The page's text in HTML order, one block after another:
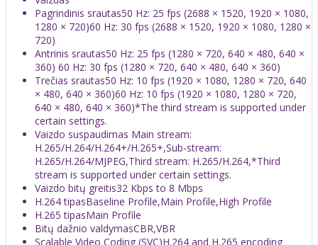
Pagrindinis srautas50 Hz: 25 fps (2688 × 1520, 1920 × 1080,
1280 × 720)60 Hz: 30 fps (2688 × 1520, 1920 × 1080, 1280 ×
720)
Antrinis srautas50 Hz: 25 fps (1280 × 720, 640 × 480, 640 ×
360) 60 Hz: 30 fps (1280 × 720, 640 × 480, 640 × 360)
Trečias srautas50 Hz: 10 fps (1920 × 1080, 1280 × 720, 640
× 480, 640 × 360)60 Hz: 10 fps (1920 × 1080, 1280 × 720,
640 × 480, 640 × 360)*The third stream is supported under
certain settings.
Vaizdo suspaudimas Main stream:
H.265/H.264/H.264+/H.265+,Sub-stream:
H.265/H.264/MJPEG,Third stream: H.265/H.264,*Third
stream is supported under certain settings.
Vaizdo bitų greitis32 Kbps to 8 Mbps
H.264 tipasBaseline Profile,Main Profile,High Profile
H.265 tipasMain Profile
Bitų dažnio valdymasCBR,VBR
Scalable Video Coding (SVC)H.264 and H.265 encoding